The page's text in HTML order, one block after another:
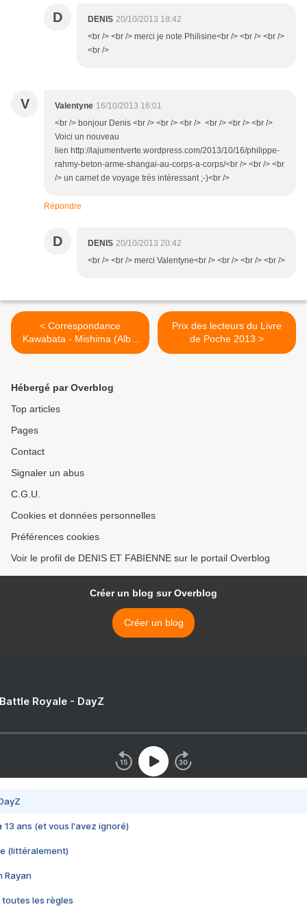
D DENIS 20/10/2013 18:42
<br /> <br /> merci je note Philisine<br /> <br /> <br />
<br />
V Valentyne 16/10/2013 16:01
<br /> bonjour Denis <br /> <br /> <br /> <br /> <br /> <br />
Voici un nouveau
lien http://lajumentverte.wordpress.com/2013/10/16/philippe-
rahmy-beton-arme-shangai-au-corps-a-corps/<br /> <br /> <br
/> un carnet de voyage très intéressant ;-)<br />
Répondre
D DENIS 20/10/2013 20:42
<br /> <br /> merci Valentyne<br /> <br /> <br /> <br />
< Correspondance
Kawabata - Mishima (Albin
Michel)
Prix des lecteurs du Livre
de Poche 2013 >
Hébergé par Overblog
Top articles
Pages
Contact
Signaler un abus
C.G.U.
Cookies et données personnelles
Préférences cookies
Voir le profil de DENIS ET FABIENNE sur le portail Overblog
Créer un blog sur Overblog
Créer un blog
Royale - DayZ
13 ans (et vous l'avez ignoré)
(littéralement)
Rayan
toutes les règles